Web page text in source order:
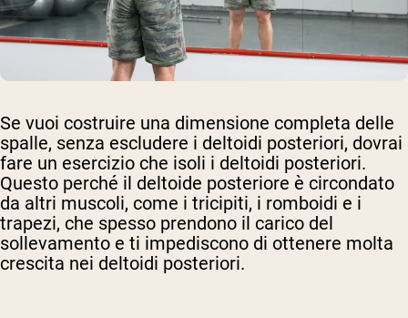
Se vuoi costruire una dimensione completa delle
spalle, senza escludere i deltoidi posteriori, dovrai
fare un esercizio che isoli i deltoidi posteriori.
Questo perché il deltoide posteriore è circondato
da altri muscoli, come i tricipiti, i romboidi e i
trapezi, che spesso prendono il carico del
sollevamento e ti impediscono di ottenere molta
crescita nei deltoidi posteriori.